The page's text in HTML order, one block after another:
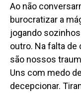
Ao não
burocratizar a
jogando
outro. Na falta de
são nossos
Uns com medo
decepcionar.